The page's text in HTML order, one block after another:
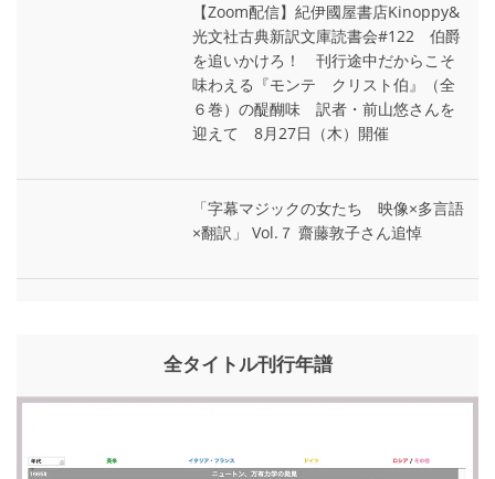
【Zoom配信】紀伊國屋書店Kinoppy&
光文社古典新訳文庫読書会#122 伯爵
を追いかけろ！ 刊行途中だからこそ
味わえる『モンテ゠クリスト伯』（全
６巻）の醍醐味 訳者・前山悠さんを
迎えて 8月27日（木）開催
「字幕マジックの女たち 映像×多言語
×翻訳」 Vol.７ 齋藤敦子さん追悼
全タイトル刊行年譜